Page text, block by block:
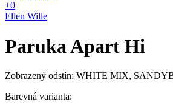
+0
Ellen Wille
Paruka Apart Hi
Zobrazený odstín: WHITE MIX,
Barevná varianta: